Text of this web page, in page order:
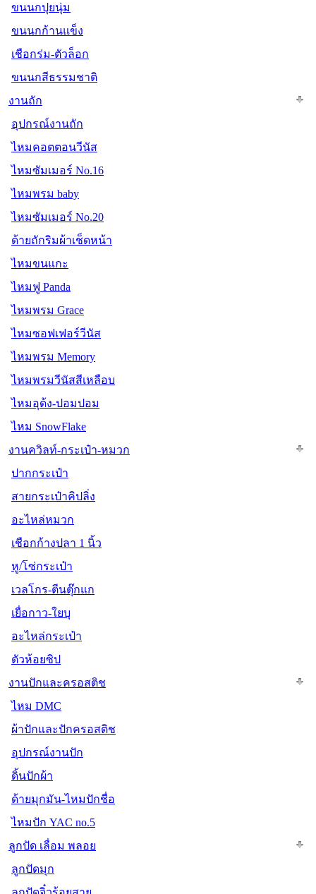
ขนนกปุยนุ่ม
ขนนกก้านแข็ง
เชือกร่ม-ตัวล็อก
ขนนกสีธรรมชาติ
งานถัก
อุปกรณ์งานถัก
ไหมคอตตอนวีนัส
ไหมซัมเมอร์ No.16
ไหมพรม baby
ไหมซัมเมอร์ No.20
ด้ายถักริมผ้าเช็ดหน้า
ไหมขนแกะ
ไหมฟู Panda
ไหมพรม Grace
ไหมซอฟเฟอร์วีนัส
ไหมพรม Memory
ไหมพรมวีนัสสีเหลือบ
ไหมอุด้ง-ปอมปอม
ไหม SnowFlake
งานควิลท์-กระเป๋า-หมวก
ปากกระเป๋า
สายกระเป๋าคิปลิ่ง
อะไหล่หมวก
เชือกก้างปลา 1 นิ้ว
หู/โซ่กระเป๋า
เวลโกร-ตีนตุ๊กแก
เยื่อกาว-ใยบุ
อะไหล่กระเป๋า
ตัวห้อยซิป
งานปักและครอสติช
ไหม DMC
ผ้าปักและปักครอสติช
อุปกรณ์งานปัก
ดิ้นปักผ้า
ด้ายมุกมัน-ไหมปักชื่อ
ไหมปัก YAC no.5
ลูกปัด เลื่อม พลอย
ลูกปัดมุก